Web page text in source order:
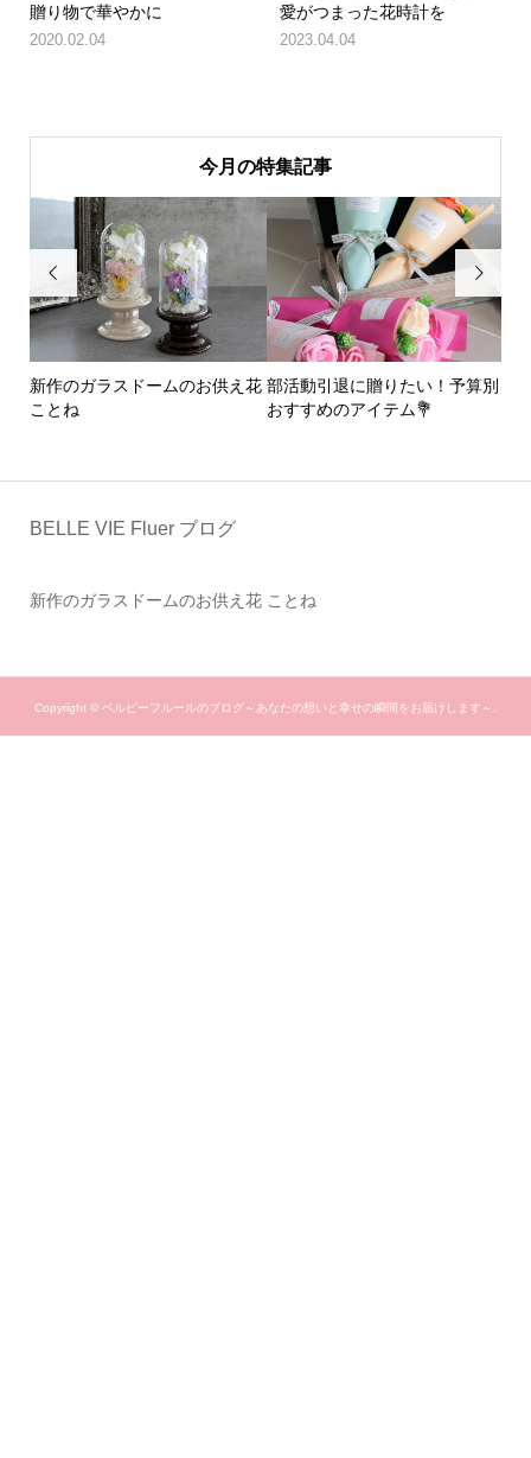
贈り物で華やかに
2020.02.04
愛がつまった花時計を
2023.04.04
今月の特集記事

供え花 部活動引退に贈りたい！予算別
おすすめのアイテム💐
新作 やさしい色合いのガラ
ドーム入りお供え花

BELLE VIE Fluer ブログ
新作のガラスドームのお供え花 ことね
Copyright © ベルビーフルールのブログ～あなたの想いと幸せの瞬間をお届けします～.